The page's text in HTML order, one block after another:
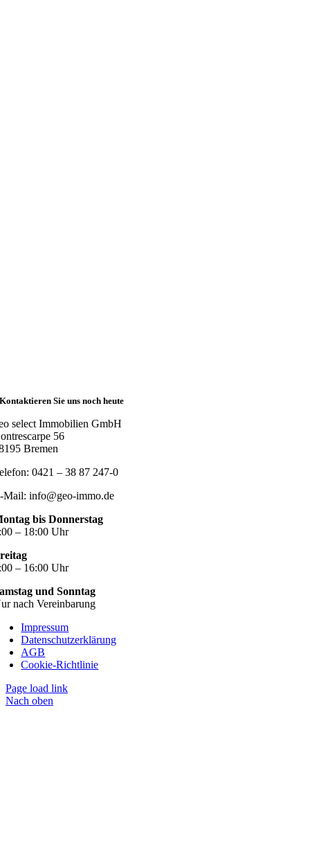
Kontaktieren Sie uns noch heute
select Immobilien GmbH
56
Bremen
0421 – 38 87 247-0
Mail: info@geo-immo.de
bis Donnerstag
– 18:00 Uhr
– 16:00 Uhr
und Sonntag
nach Vereinbarung
Impressum
Datenschutzerklärung
AGB
Cookie-Richtlinie
Page load link
Nach oben